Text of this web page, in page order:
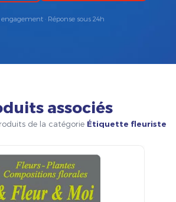
engagement · Réponse sous 24h
associés
de la catégorie Étiquette fleuriste